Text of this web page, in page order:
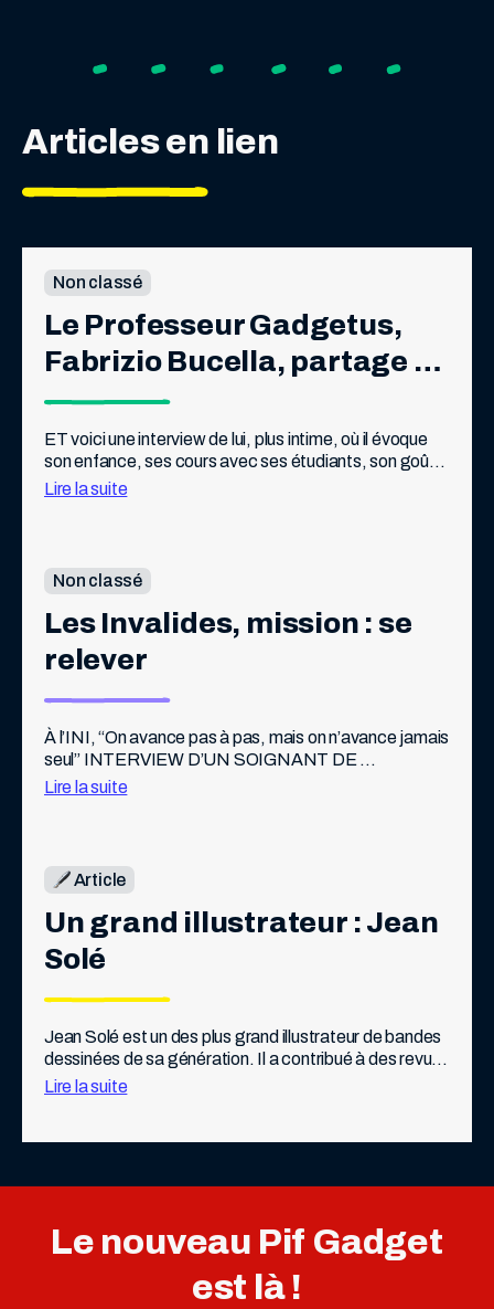
Articles en lien
Non classé
Le Professeur Gadgetus,
Fabrizio Bucella, partage
avec les lecteurs de Pif
quelques-uns de ses
souvenirs de Pif
ET voici une interview de lui, plus intime, où il évoque
son enfance, ses cours avec ses étudiants, son goût
pour la science et la transmission, une petite pépite.
Lire la suite
Non classé
Les Invalides, mission : se
relever
À l’INI, “On avance pas à pas, mais on n’avance jamais
seul” INTERVIEW D’UN SOIGNANT DE
L’INSTITUTION NATIONALE DES INVALIDES Pif :
Lire la suite
Article
Un grand illustrateur : Jean
Solé
Jean Solé est un des plus grand illustrateur de bandes
dessinées de sa génération. Il a contribué à des revues
telles que Pilote, Fluide glacial, ou L’Écho des
Lire la suite
Le nouveau Pif Gadget
est là !